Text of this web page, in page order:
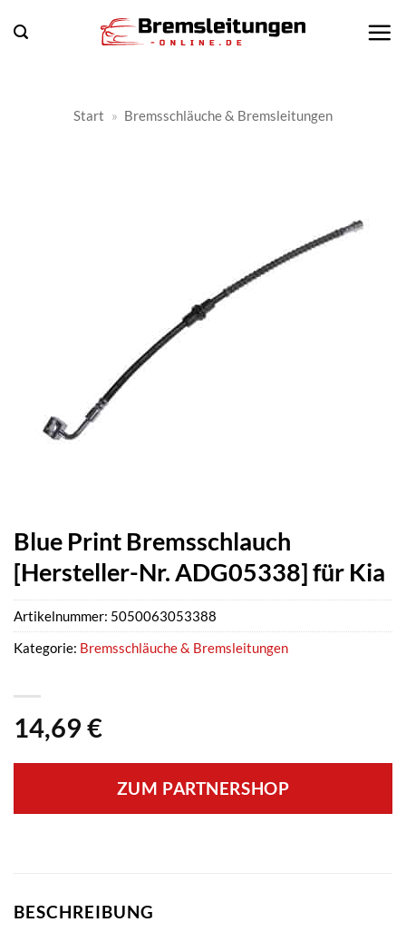
Inhalt
Start » Bremsschläuche & Bremsleitungen
Blue Print Bremsschlauch
[Hersteller-Nr. ADG05338] für Kia
14,69 €
ZUM PARTNERSHOP
Artikelnummer: 5050063053388
Kategorie: Bremsschläuche & Bremsleitungen
BESCHREIBUNG